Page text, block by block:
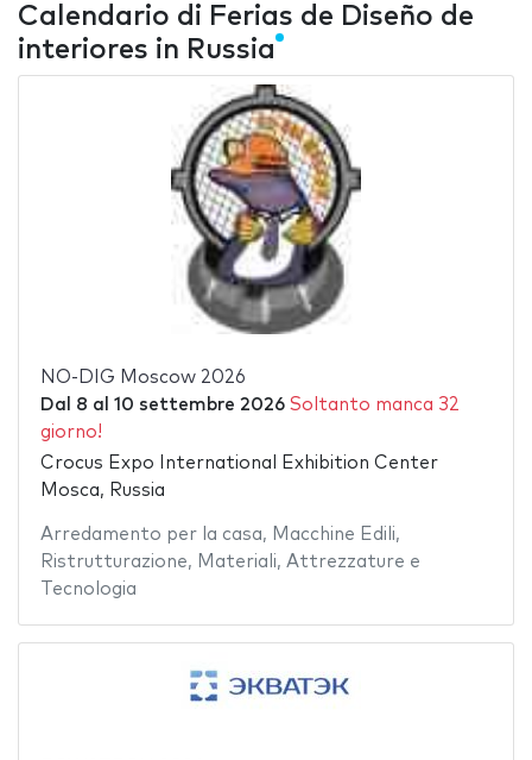
Calendario di Ferias de Diseño de
interiores in Russia
NO-DIG Moscow 2026
Dal 8 al 10 settembre 2026 Soltanto manca 32
giorno!
Crocus Expo International Exhibition Center
Mosca, Russia
Arredamento per la casa, Macchine Edili,
Ristrutturazione, Materiali, Attrezzature e
Tecnologia